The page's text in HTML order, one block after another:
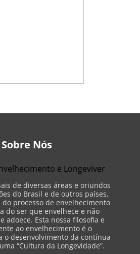
Sobre Nós
de diversas áreas e oriundos
do Brasil e de outros países,
processo de envelhecimento
do ser que envelhece e não
adoece. Esta nossa filosofia e
ao envelhecimento é o
o desenvolvimento da contínua
“Cultura da Longevidade”.